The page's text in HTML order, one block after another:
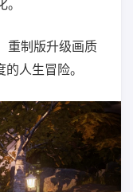
重制版升级画质
人生冒险。